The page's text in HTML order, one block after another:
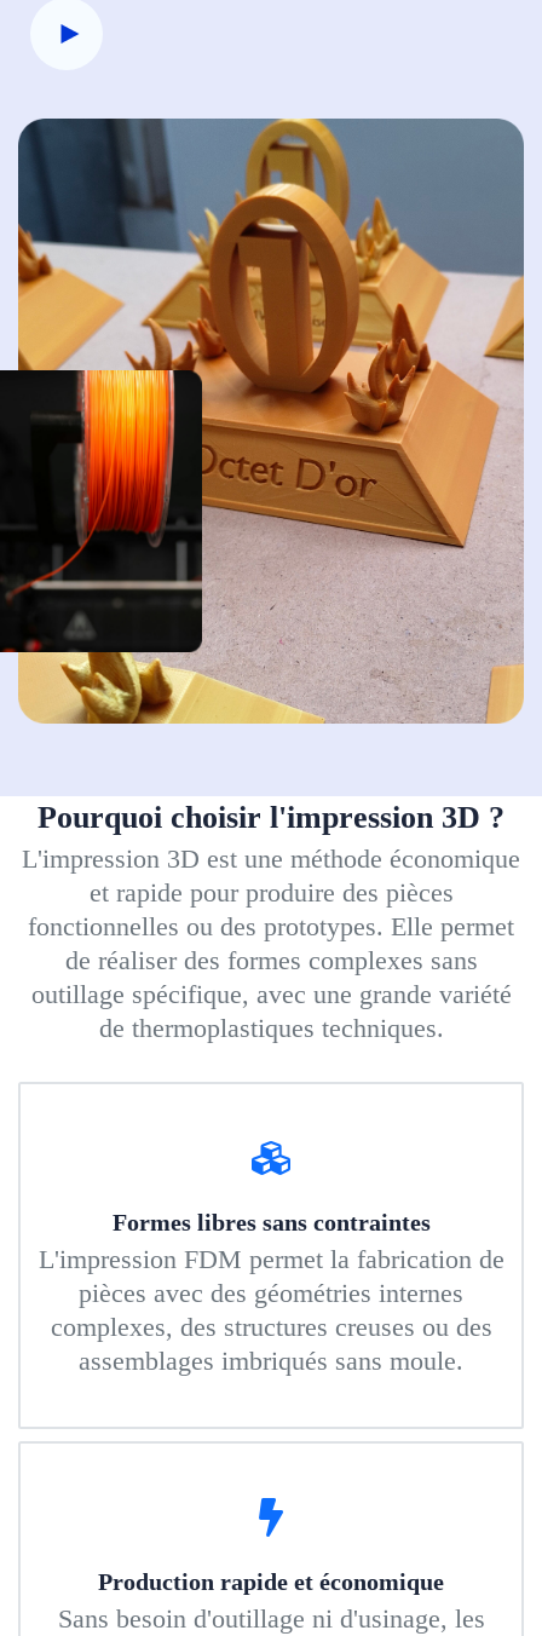
Pourquoi choisir l'impression 3D ?
L'impression 3D est une méthode économique
et rapide pour produire des pièces
fonctionnelles ou des prototypes. Elle permet
de réaliser des formes complexes sans
outillage spécifique, avec une grande variété
de thermoplastiques techniques.
Formes libres sans contraintes
L'impression FDM permet la fabrication de
pièces avec des géométries internes
complexes, des structures creuses ou des
assemblages imbriqués sans moule.
Production rapide et économique
Sans besoin d'outillage ni d'usinage, les